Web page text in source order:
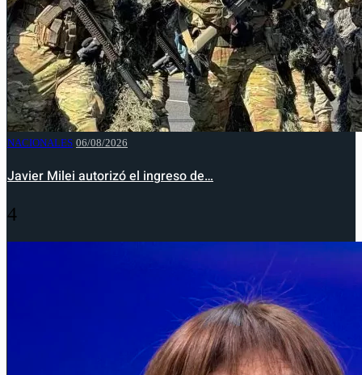
NACIONALES 06/08/2026
Javier Milei autorizó el ingreso de…
4